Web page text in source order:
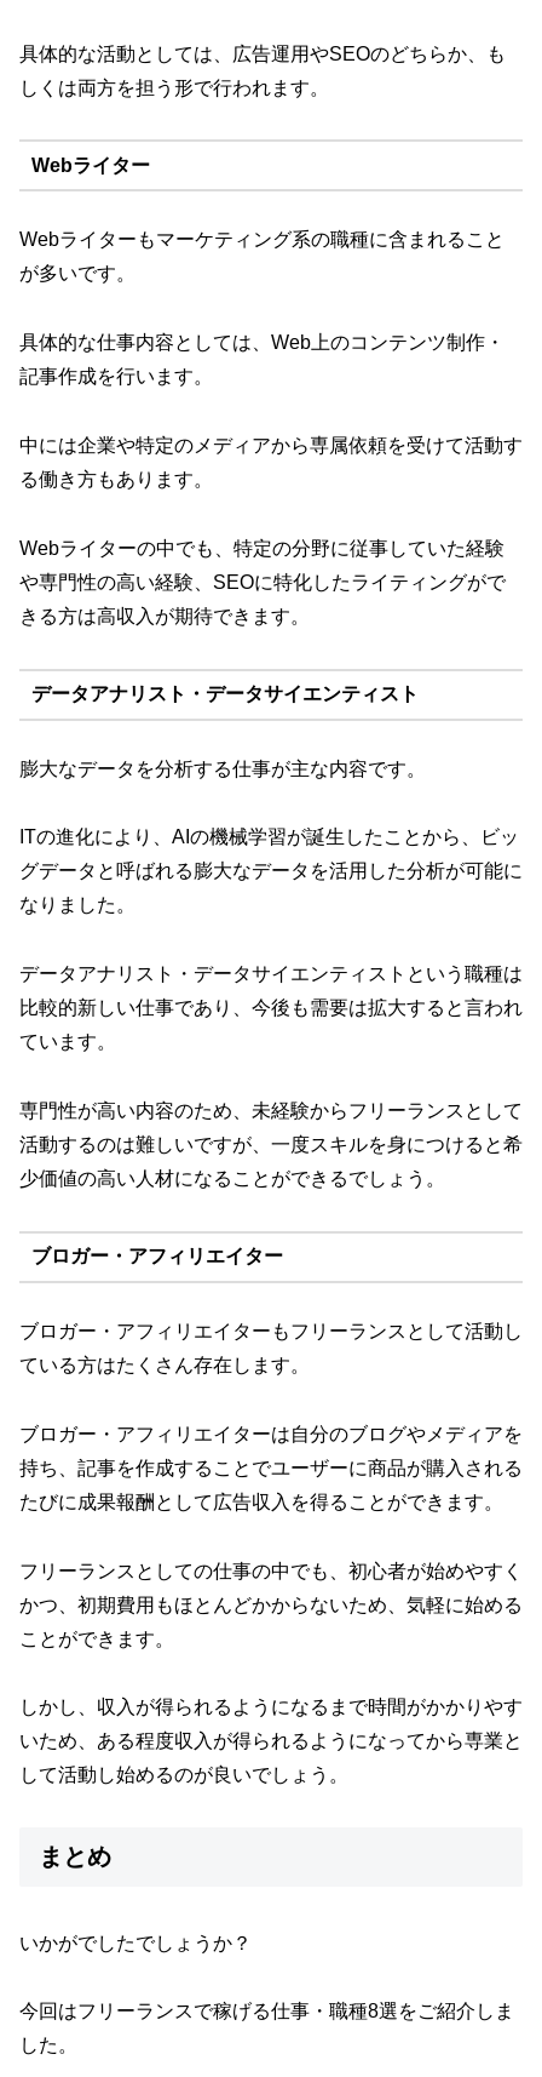
具体的な活動としては、広告運用やSEOのどちらか、も
しくは両方を担う形で行われます。
Webライター
Webライターもマーケティング系の職種に含まれること
が多いです。
具体的な仕事内容としては、Web上のコンテンツ制作・
記事作成を行います。
中には企業や特定のメディアから専属依頼を受けて活動す
る働き方もあります。
Webライターの中でも、特定の分野に従事していた経験
や専門性の高い経験、SEOに特化したライティングがで
きる方は高収入が期待できます。
データアナリスト・データサイエンティスト
膨大なデータを分析する仕事が主な内容です。
ITの進化により、AIの機械学習が誕生したことから、ビッ
グデータと呼ばれる膨大なデータを活用した分析が可能に
なりました。
データアナリスト・データサイエンティストという職種は
比較的新しい仕事であり、今後も需要は拡大すると言われ
ています。
専門性が高い内容のため、未経験からフリーランスとして
活動するのは難しいですが、一度スキルを身につけると希
少価値の高い人材になることができるでしょう。
ブロガー・アフィリエイター
ブロガー・アフィリエイターもフリーランスとして活動し
ている方はたくさん存在します。
ブロガー・アフィリエイターは自分のブログやメディアを
持ち、記事を作成することでユーザーに商品が購入される
たびに成果報酬として広告収入を得ることができます。
フリーランスとしての仕事の中でも、初心者が始めやすく
かつ、初期費用もほとんどかからないため、気軽に始める
ことができます。
しかし、収入が得られるようになるまで時間がかかりやす
いため、ある程度収入が得られるようになってから専業と
して活動し始めるのが良いでしょう。
まとめ
いかがでしたでしょうか？
今回はフリーランスで稼げる仕事・職種8選をご紹介しま
した。